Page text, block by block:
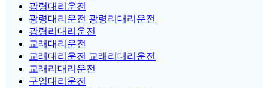
광령대리운전
광령대리운전 광령리대리운전
광령리대리운전
교래대리운전
교래대리운전 교래리대리운전
교래리대리운전
구엄대리운전